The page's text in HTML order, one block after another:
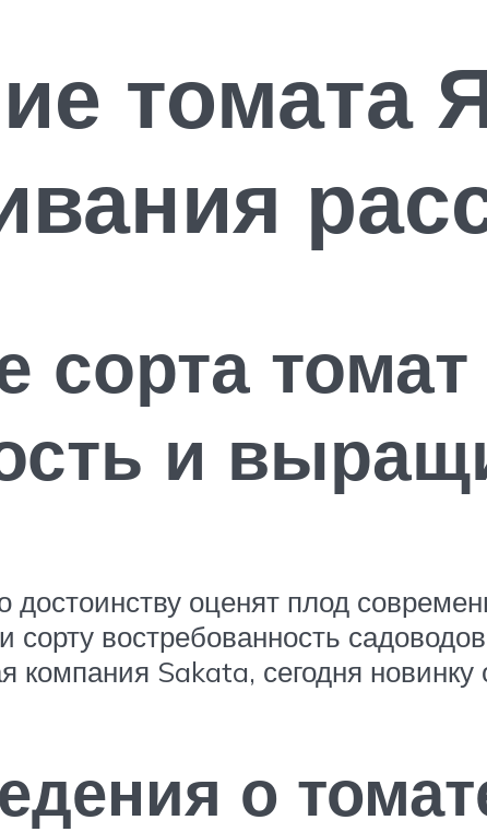
томата
сорта
и
оценят плод
сорту востребованность
компания Sakata, сегодня
о